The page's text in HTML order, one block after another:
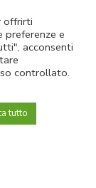
e
offrirti
preferenze e
acconsenti
controllato.
tutto